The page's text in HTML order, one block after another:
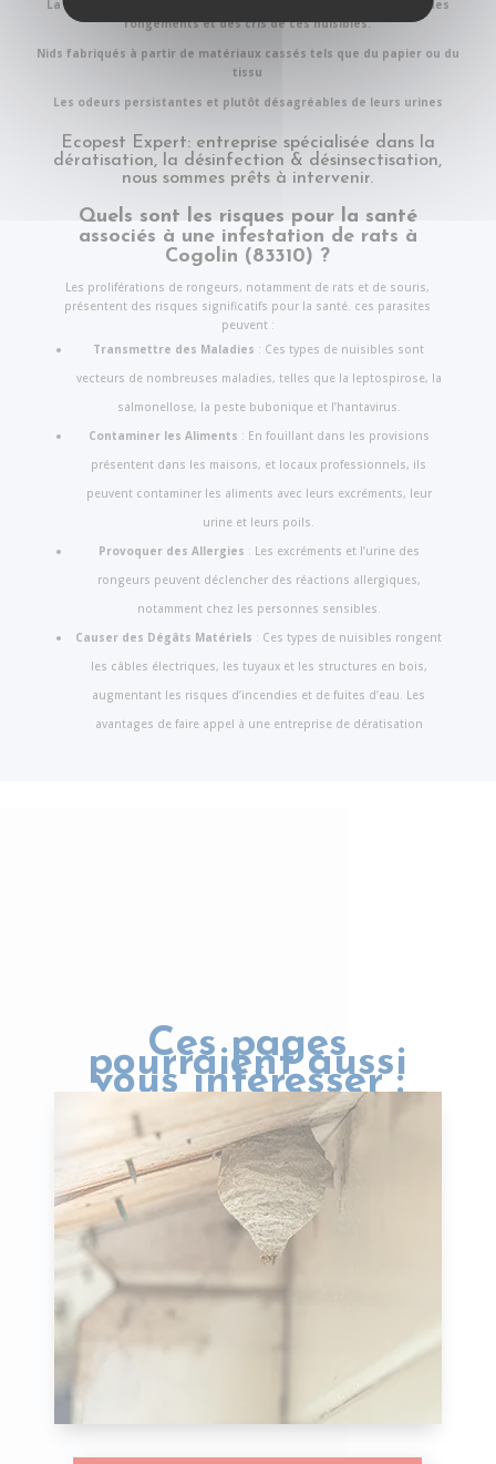
La nuit, on entend des bruits de grattage, des déplacements, des
rongements et des cris de ces nuisibles.
Nids fabriqués à partir de matériaux cassés tels que du papier ou du
tissu
Les odeurs persistantes et plutôt désagréables de leurs urines
Ecopest Expert: entreprise spécialisée dans la
dératisation, la désinfection & désinsectisation,
nous sommes prêts à intervenir.
Quels sont les risques pour la santé
associés à une infestation de rats à
Cogolin (83310) ?
Les proliférations de rongeurs, notamment de rats et de souris,
présentent des risques significatifs pour la santé. ces parasites
peuvent :
Transmettre des Maladies : Ces types de nuisibles sont
vecteurs de nombreuses maladies, telles que la leptospirose, la
salmonellose, la peste bubonique et l’hantavirus.
Contaminer les Aliments : En fouillant dans les provisions
présentent dans les maisons, et locaux professionnels, ils
peuvent contaminer les aliments avec leurs excréments, leur
urine et leurs poils.
Provoquer des Allergies : Les excréments et l’urine des
rongeurs peuvent déclencher des réactions allergiques,
notamment chez les personnes sensibles.
Causer des Dégâts Matériels : Ces types de nuisibles rongent
les câbles électriques, les tuyaux et les structures en bois,
augmentant les risques d’incendies et de fuites d’eau. Les
avantages de faire appel à une entreprise de dératisation
Ces pages
pourraient aussi
vous intéresser :